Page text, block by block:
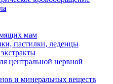
мам
пастилки, леденцы
центральной нервной
и минеральных веществ